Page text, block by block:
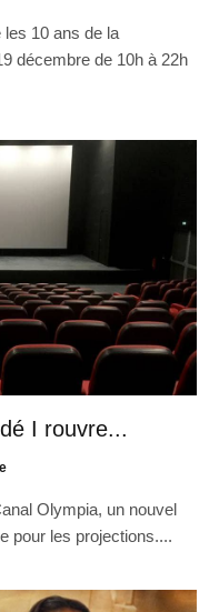
10 ans de la
décembre de 10h à 22h
I rouvre...
Olympia, un nouvel
pour les projections....